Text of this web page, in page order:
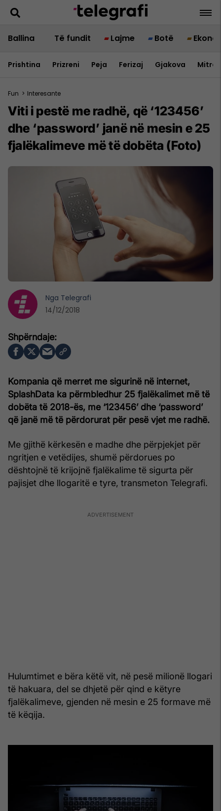
Ballina Të fundit Lajme Botë
Prishtina Prizreni Peja Ferizaj Gjakova
Fun > Interesante
Viti i pestë me radhë, që ‘123456’
dhe ‘password’ janë në mesin e 25
fjalëkalimeve më të dobëta (Foto)
Kompania që merret me sigurinë në internet,
SplashData ka përmbledhur 25 fjalëkalimet më të
dobëta të 2018-ës, me ‘123456’ dhe ‘password’
që janë më të përdorurat për pesë vjet me radhë.
Me gjithë kërkesën e madhe dhe përpjekjet për
ngritjen e vetëdijes, shumë përdorues po
dështojnë të krijojnë fjalëkalime të sigurta për
pajisjet dhe llogaritë e tyre, transmeton Telegrafi.
Hulumtimet e bëra këtë vit, në pesë milionë llogari
të hakuara, del se dhjetë për qind e këtyre
fjalëkalimeve, gjenden në mesin e 25 formave më
të këqija.
Nga Telegrafi
14/12/2018